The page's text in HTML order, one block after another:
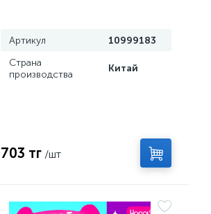
Артикул
10999183
Страна
производства
Китай
703 тг /шт